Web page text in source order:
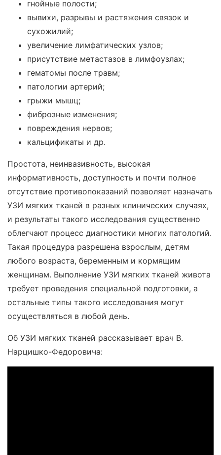
гнойные полости;
вывихи, разрывы и растяжения связок и
сухожилий;
увеличение лимфатических узлов;
присутствие метастазов в лимфоузлах;
гематомы после травм;
патологии артерий;
грыжи мышц;
фиброзные изменения;
повреждения нервов;
кальцификаты и др.
Простота, неинвазивность, высокая
информативность, доступность и почти полное
отсутствие противопоказаний позволяет назначать
УЗИ мягких тканей в разных клинических случаях,
и результаты такого исследования существенно
облегчают процесс диагностики многих патологий.
Такая процедура разрешена взрослым, детям
любого возраста, беременным и кормящим
женщинам. Выполнение УЗИ мягких тканей живота
требует проведения специальной подготовки, а
остальные типы такого исследования могут
осуществляться в любой день.
Об УЗИ мягких тканей рассказывает врач В.
Нарцишко-Федоровича: